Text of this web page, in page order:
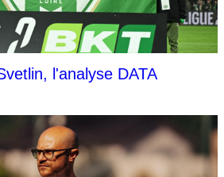
l'analyse DATA